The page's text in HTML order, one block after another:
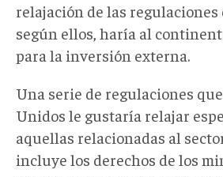
relajación de las regulaciones
según ellos, haría al
para la inversión externa.
Una serie de regulaciones
Unidos le gustaría relajar
aquellas relacionadas al
incluye los derechos de los